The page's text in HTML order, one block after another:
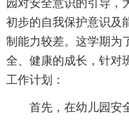
园对安全意识的引导，
初步的自我保护意识及
制能力较差。这学期为
全、健康的成长，针对
工作计划：
首先，在幼儿园安